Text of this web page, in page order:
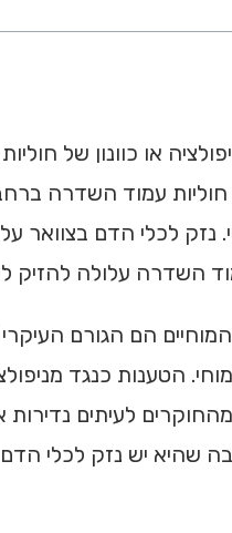
או כוונון של
עמוד השדרה
נזק לכלי הדם
השדרה עלולה להזיק
(מעל 20%) לשבץ מוחי.
לעיתים
יש נזק לכלי הדם